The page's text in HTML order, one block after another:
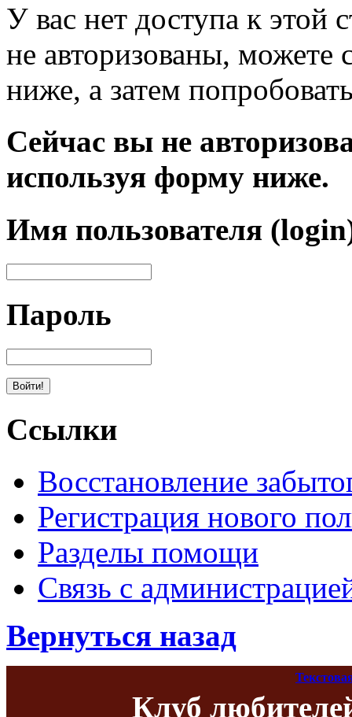
У вас нет доступа к
не авторизованы, можете
ниже, а затем
Сейчас вы не
используя форму ниже.
Имя пользователя
Пароль
Ссылки
Восстановление
Регистрация нового
Разделы помощи
Связь с
Вернуться назад
Клуб